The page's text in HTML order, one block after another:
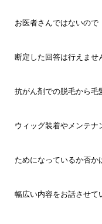
お医者さんではないので
断定した回答は行えませ
抗がん剤での脱毛から毛
ウィッグ装着やメンテナ
ためになっているか否
幅広い内容をお話させて